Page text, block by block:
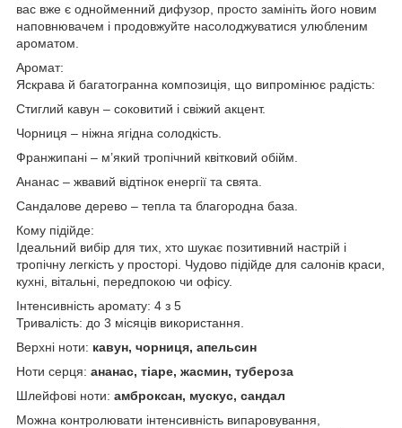
вас вже є однойменний дифузор, просто замініть його новим
наповнювачем і продовжуйте насолоджуватися улюбленим
ароматом.
Аромат:
Яскрава й багатогранна композиція, що випромінює радість:
Стиглий кавун – соковитий і свіжий акцент.
Чорниця – ніжна ягідна солодкість.
Франжипані – м’який тропічний квітковий обійм.
Ананас – жвавий відтінок енергії та свята.
Сандалове дерево – тепла та благородна база.
Кому підійде:
Ідеальний вибір для тих, хто шукає позитивний настрій і
тропічну легкість у просторі. Чудово підійде для салонів краси,
кухні, вітальні, передпокою чи офісу.
Інтенсивність аромату: 4 з 5
Тривалість: до 3 місяців використання.
Верхні ноти: кавун, чорниця, апельсин
Ноти серця: ананас, тіаре, жасмин, тубероза
Шлейфові ноти: амброксан, мускус, сандал
Можна контролювати інтенсивність випаровування,